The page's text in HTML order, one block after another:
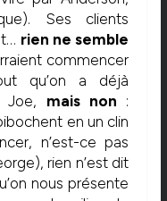
Ses clients
rien ne semble
commencer
qu’on a déjà
Joe, mais non :
en un clin
n’est-ce pas
rien n’est dit
nous présente